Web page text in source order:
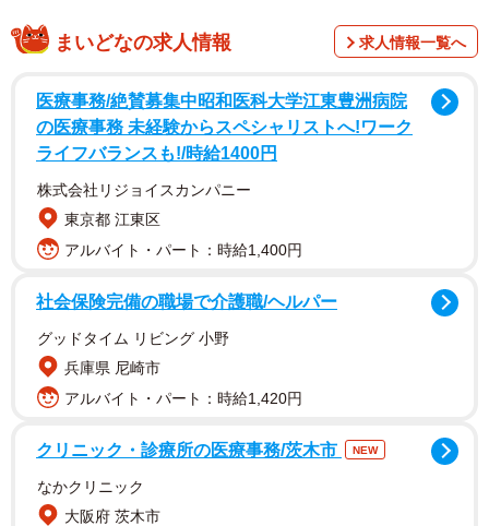
コメント欄には「ますます綺麗になられて」「綺麗なせい
こちゃんを見て、私も自分を好きになれるようにがんばり
まいどなの求人情報 求人情報一覧へ
医療事務/絶賛募集中昭和医科大学江東豊洲病院
の医療事務 未経験からスペシャリストへ!ワーク
ライフバランスも!/時給1400円
株式会社リジョイスカンパニー
東京都 江東区
アルバイト・パート：時給1,400円
社会保険完備の職場で介護職/ヘルパー
グッドタイム リビング 小野
兵庫県 尼崎市
アルバイト・パート：時給1,420円
クリニック・診療所の医療事務/茨木市 NEW
なかクリニック
大阪府 茨木市